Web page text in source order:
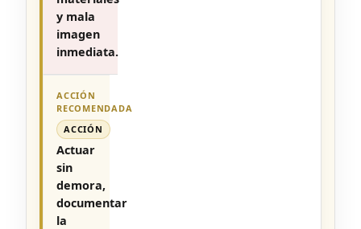
y mala
imagen
inmediata.
ACCIÓN
Actuar
sin
demora,
documentar
la